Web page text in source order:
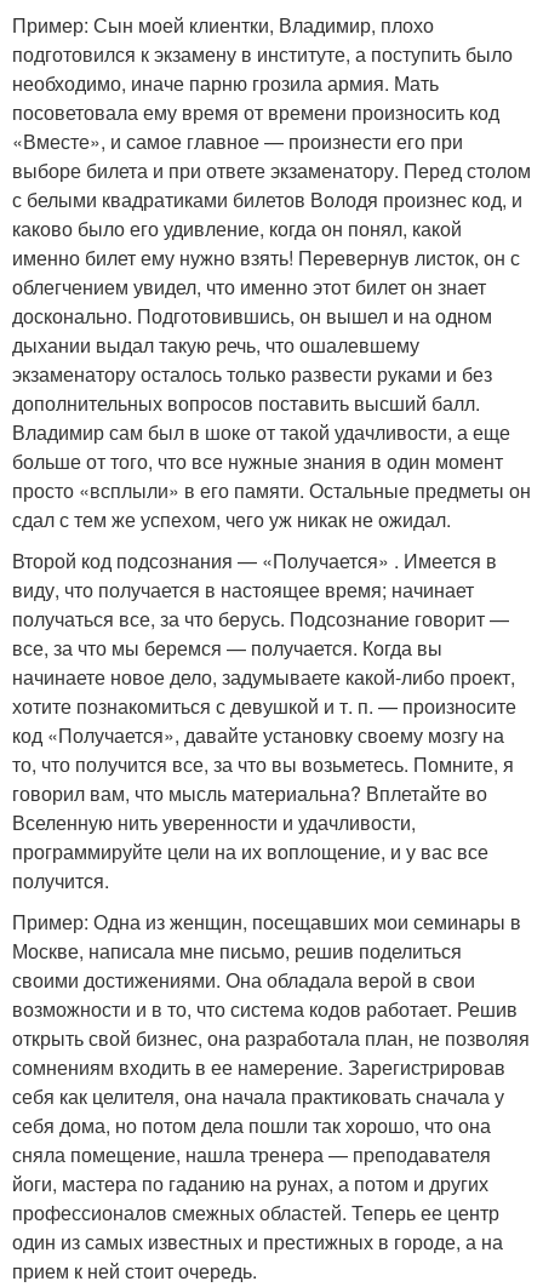
Пример: Сын моей клиентки, Владимир, плохо
подготовился к экзамену в институте, а поступить было
необходимо, иначе парню грозила армия. Мать
посоветовала ему время от времени произносить код
«Вместе», и самое главное — произнести его при
выборе билета и при ответе экзаменатору. Перед столом
с белыми квадратиками билетов Володя произнес код, и
каково было его удивление, когда он понял, какой
именно билет ему нужно взять! Перевернув листок, он с
облегчением увидел, что именно этот билет он знает
досконально. Подготовившись, он вышел и на одном
дыхании выдал такую речь, что ошалевшему
экзаменатору осталось только развести руками и без
дополнительных вопросов поставить высший балл.
Владимир сам был в шоке от такой удачливости, а еще
больше от того, что все нужные знания в один момент
просто «всплыли» в его памяти. Остальные предметы он
сдал с тем же успехом, чего уж никак не ожидал.
Второй код подсознания — «Получается» . Имеется в
виду, что получается в настоящее время; начинает
получаться все, за что берусь. Подсознание говорит —
все, за что мы беремся — получается. Когда вы
начинаете новое дело, задумываете какой-либо проект,
хотите познакомиться с девушкой и т. п. — произносите
код «Получается», давайте установку своему мозгу на
то, что получится все, за что вы возьметесь. Помните, я
говорил вам, что мысль материальна? Вплетайте во
Вселенную нить уверенности и удачливости,
программируйте цели на их воплощение, и у вас все
получится.
Пример: Одна из женщин, посещавших мои семинары в
Москве, написала мне письмо, решив поделиться
своими достижениями. Она обладала верой в свои
возможности и в то, что система кодов работает. Решив
открыть свой бизнес, она разработала план, не позволяя
сомнениям входить в ее намерение. Зарегистрировав
себя как целителя, она начала практиковать сначала у
себя дома, но потом дела пошли так хорошо, что она
сняла помещение, нашла тренера — преподавателя
йоги, мастера по гаданию на рунах, а потом и других
профессионалов смежных областей. Теперь ее центр
один из самых известных и престижных в городе, а на
прием к ней стоит очередь.